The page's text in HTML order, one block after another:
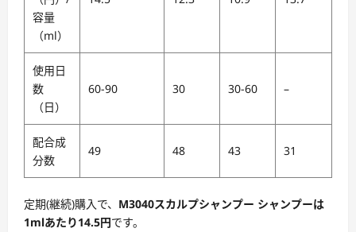
容量
（ml）
使用日
数
（日）
60-90 30 30-60 –
配合成
分数
49 48 43 31
定期(継続)購入で、 M3040スカルプシャンプー シャンプーは
1mlあたり14.5円です。